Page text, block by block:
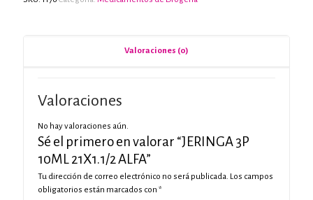
Valoraciones (0)
Valoraciones
No hay valoraciones aún.
Sé el primero en valorar “JERINGA 3P
10ML 21X1.1/2 ALFA”
Tu dirección de correo electrónico no será publicada. Los campos
obligatorios están marcados con *